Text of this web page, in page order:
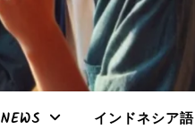
NEWS インドネシア語